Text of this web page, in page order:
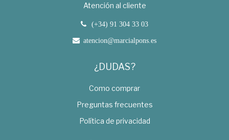
Atención al cliente
(+34) 91 304 33 03
atencion@marcialpons.es
¿DUDAS?
Como comprar
Preguntas frecuentes
Política de privacidad